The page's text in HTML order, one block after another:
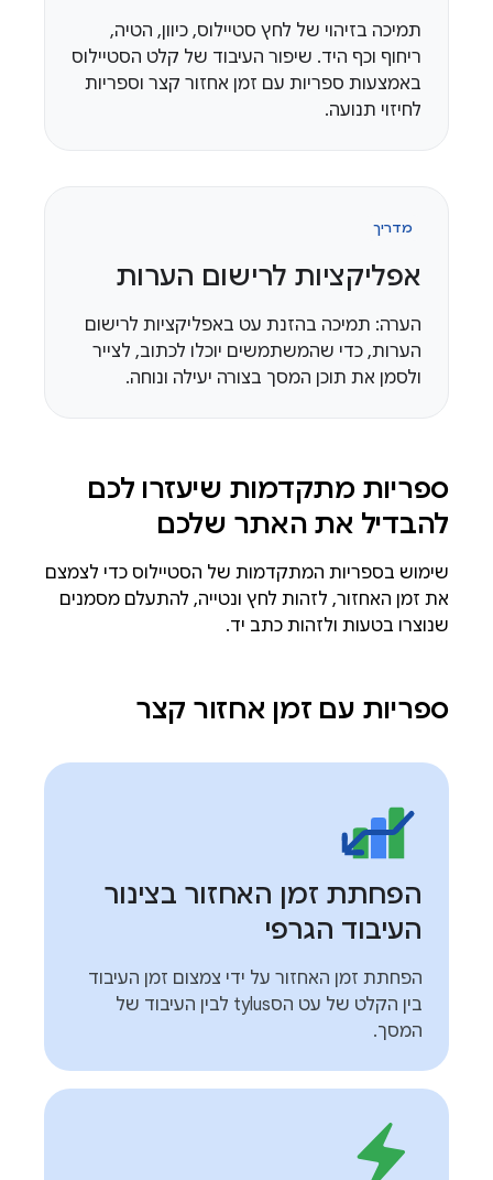
תמיכה בזיהוי של לחץ סטיילוס, כיוון, הטיה,
ריחוף וכף היד. שיפור העיבוד של קלט הסטיילוס
באמצעות ספריות עם זמן אחזור קצר וספריות
לחיזוי תנועה.
מדריך
אפליקציות לרישום הערות
הערה: תמיכה בהזנת עט באפליקציות לרישום
הערות, כדי שהמשתמשים יוכלו לכתוב, לצייר
ולסמן את תוכן המסך בצורה יעילה ונוחה.
ספריות מתקדמות שיעזרו לכם
להבדיל את האתר שלכם
שימוש בספריות המתקדמות של הסטיילוס כדי לצמצם
את זמן האחזור, לזהות לחץ ונטייה, להתעלם מסמנים
שנוצרו בטעות ולזהות כתב יד.
ספריות עם זמן אחזור קצר
הפחתת זמן האחזור בצינור
העיבוד הגרפי
הפחתת זמן האחזור על ידי צמצום זמן העיבוד
בין הקלט של עט הסtylus לבין העיבוד של
המסך.